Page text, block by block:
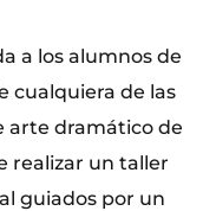
a los alumnos de
cualquiera de las
arte dramático de
realizar un taller
guiados por un